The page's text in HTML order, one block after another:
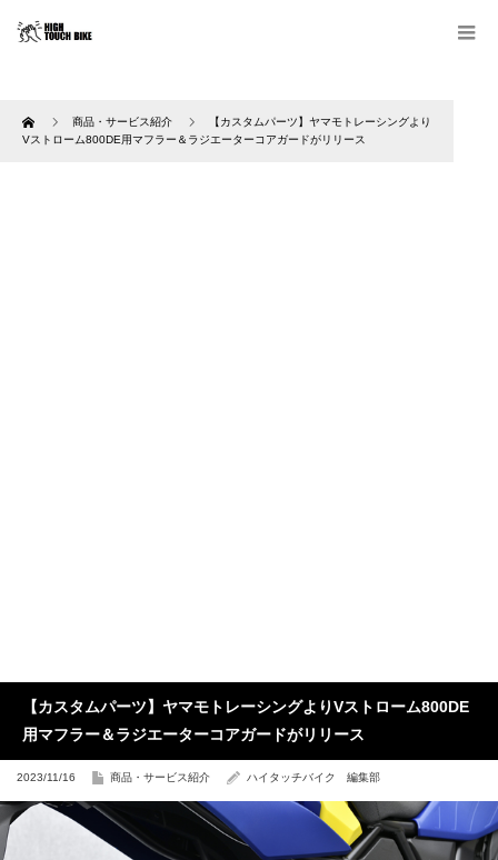
Home 商品・サービス紹介
【カスタムパーツ】ヤマモトレーシングより
Vストローム800DE用マフラー＆ラジエーターコアガードがリリース
【カスタムパーツ】ヤマモトレーシングよりVストローム800DE
用マフラー＆ラジエーターコアガードがリリース
2023/11/16 商品・サービス紹介 ハイタッチバイク 編集部